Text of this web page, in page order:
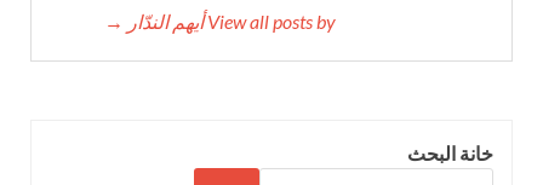
View all posts by أيهم الندّار →
خانة البحث